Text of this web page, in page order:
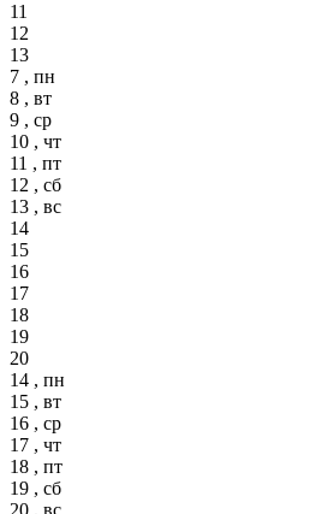
11
12
13
7 , пн
8 , вт
9 , ср
10 , чт
11 , пт
12 , сб
13 , вс
14
15
16
17
18
19
20
14 , пн
15 , вт
16 , ср
17 , чт
18 , пт
19 , сб
20 , вс